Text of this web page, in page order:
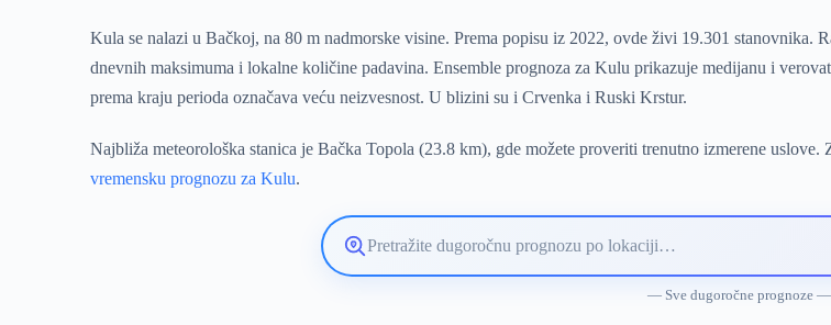
Kula se nalazi u Bačkoj, na 80 m nadmorske visine. Prema popisu iz 2022, ovde živi 19.301
dnevnih maksimuma i lokalne količine padavina. Ensemble prognoza za Kulu prikazuje medijanu i
prema kraju perioda označava veću neizvesnost. U blizini su i Crvenka i Ruski Krstur.
Najbliža meteorološka stanica je Bačka Topola (23.8 km), gde možete proveriti trenutno izmerene
vremensku prognozu za Kulu.
Pretražite
lokaciju
— Sve dugoročne prognoze —